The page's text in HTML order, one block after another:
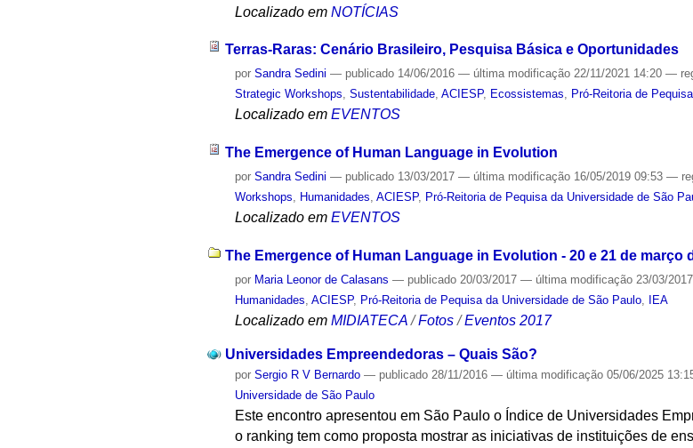
Localizado em NOTÍCIAS
Terras-Raras: Cenário Brasileiro, Pesquisa Básica e Oportunidades
porSandra Sedini — publicado 14/06/2016— última modificação 22/11/2021 14:20—
Strategic Workshops,Sustentabilidade,ACIESP, Ecossistemas, Pró-Reitoria de
Localizado em EVENTOS
The Emergence of Human Language in Evolution
porSandra Sedini — publicado 13/03/2017— última modificação 16/05/2019 09:53—
Workshops
Humanidades ,ACIESP, Pró-Reitoria de Pequisa da Universidade de São
Localizado em EVENTOS
The Emergence of Human Language in Evolution - 20 e 21 de março
por Maria Leonor de Calasans — publicado 20/03/2017— última modificação 23/03/
Humanidades ,ACIESP, Pró-Reitoria de Pequisa da Universidade de São Paulo IEA
Localizado em MIDIATECA /Fotos /Eventos 2017
Universidades Empreendedoras – Quais São?
porSergio R V Bernardo — publicado 28/11/2016— última modificação 05/06/2025
Universidade de São Paulo
Este encontro apresentou em São Paulo o Índice de Universidades
o ranking tem como proposta mostrar as iniciativas de instituições de